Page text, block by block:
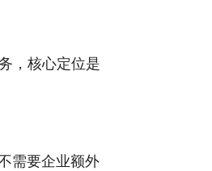
，核心定位是
需要企业额外